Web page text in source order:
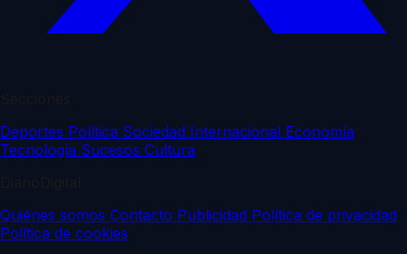
Deportes Política Sociedad Internacional Economía
Tecnología Sucesos Cultura
Quiénes somos Contacto Publicidad Política de privacidad
Política de cookies